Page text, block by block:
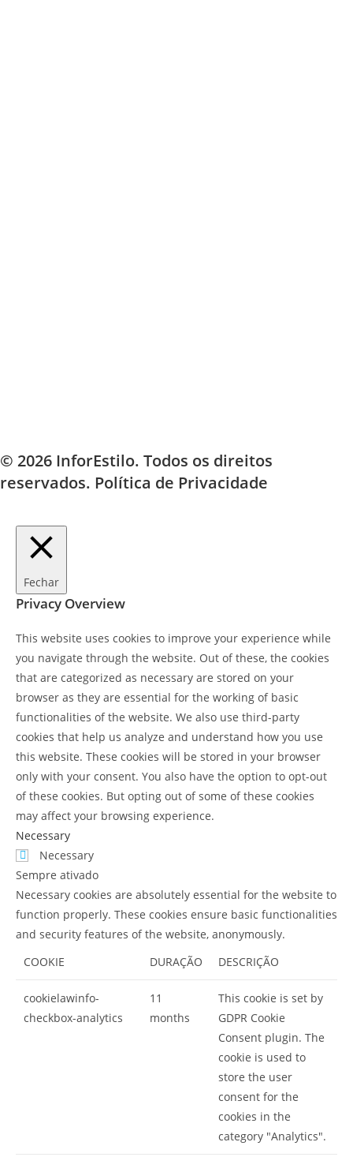
© 2026 InforEstilo. Todos os direitos
reservados. Política de Privacidade
Fechar
Privacy Overview
This website uses cookies to improve your experience while
you navigate through the website. Out of these, the cookies
that are categorized as necessary are stored on your
browser as they are essential for the working of basic
functionalities of the website. We also use third-party
cookies that help us analyze and understand how you use
this website. These cookies will be stored in your browser
only with your consent. You also have the option to opt-out
of these cookies. But opting out of some of these cookies
may affect your browsing experience.
Necessary
Necessary
Sempre ativado
Necessary cookies are absolutely essential for the website to
function properly. These cookies ensure basic functionalities
and security features of the website, anonymously.
COOKIE
DURAÇÃO DESCRIÇÃO
cookielawinfo-
checkbox-analytics
11
months
This cookie is set by
GDPR Cookie
Consent plugin. The
cookie is used to
store the user
consent for the
cookies in the
category "Analytics".